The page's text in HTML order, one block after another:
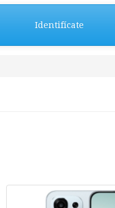
Identifícate